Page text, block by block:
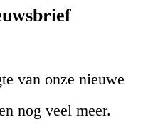
van onze nieuwe
nog veel meer.